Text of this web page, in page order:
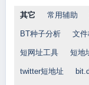
其它 常用辅助
BT种子分析 文
短网址工具 短地
twitter短地址